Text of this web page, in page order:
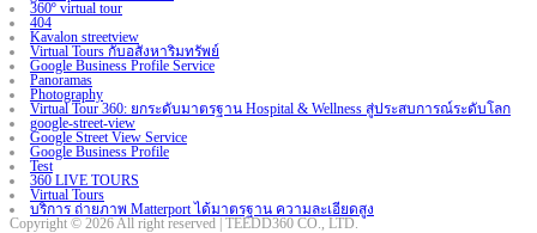
360º virtual tour
404
Kavalon streetview
Virtual Tours กับอสังหาริมทรัพย์
Google Business Profile Service
Panoramas
Photography
Virtual Tour 360: ยกระดับมาตรฐาน Hospital & Wellness สู่ประสบการณ์ระดับโลก
google-street-view
Google Street View Service
Google Business Profile
Test
360 LIVE TOURS
Virtual Tours
บริการ ถ่ายภาพ Matterport ได้มาตรฐาน ความละเอียดสูง
Copyright © 2026 All right reserved | TEEDD360 CO., LTD.